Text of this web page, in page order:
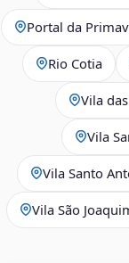
Portal da
Rio Cotia
Vila
Vila
Vila Santo
Vila São